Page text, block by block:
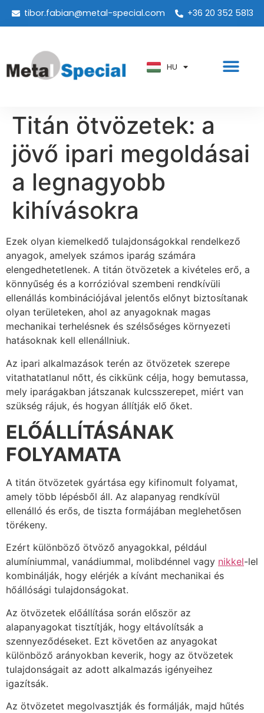
tibor.fabian@metal-special.com +36 20 352 5813
HU
PT
AR
Titán ötvözetek: a
jövő ipari megoldásai
a legnagyobb
kihívásokra
Ezek olyan kiemelkedő tulajdonságokkal rendelkező
anyagok, amelyek számos iparág számára
elengedhetetlenek. A titán ötvözetek a kivételes erő, a
könnyűség és a korrózióval szembeni rendkívüli
ellenállás kombinációjával jelentős előnyt biztosítanak
olyan területeken, ahol az anyagoknak magas
mechanikai terhelésnek és szélsőséges környezeti
hatásoknak kell ellenállniuk.
Az ipari alkalmazások terén az ötvözetek szerepe
vitathatatlanul nőtt, és cikkünk célja, hogy bemutassa,
mely iparágakban játszanak kulcsszerepet, miért van
szükség rájuk, és hogyan állítják elő őket.
ELŐÁLLÍTÁSÁNAK
FOLYAMATA
A titán ötvözetek gyártása egy kifinomult folyamat,
amely több lépésből áll. Az alapanyag rendkívül
ellenálló és erős, de tiszta formájában meglehetősen
törékeny.
Ezért különböző ötvöző anyagokkal, például
alumíniummal, vanádiummal, molibdénnel vagy nikkel-lel
kombinálják, hogy elérjék a kívánt mechanikai és
hőállósági tulajdonságokat.
Az ötvözetek előállítása során először az
alapanyagokat tisztítják, hogy eltávolítsák a
szennyeződéseket. Ezt követően az anyagokat
különböző arányokban keverik, hogy az ötvözetek
tulajdonságait az adott alkalmazás igényeihez
igazítsák.
Az ötvözetet megolvasztják és formálják, majd hűtés